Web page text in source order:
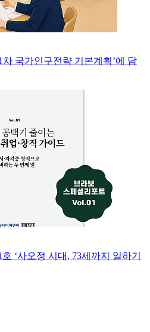
차 국가인구전략 기본계획’에 담
‘사오정 시대, 73세까지 일하기